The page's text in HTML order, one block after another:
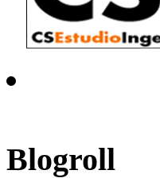
Blogroll